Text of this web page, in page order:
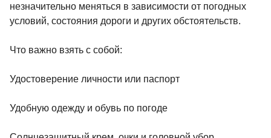
незначительно меняться в зависимости от погодных
условий, состояния дороги и других обстоятельств.
Что важно взять с собой:
Удостоверение личности или паспорт
Удобную одежду и обувь по погоде